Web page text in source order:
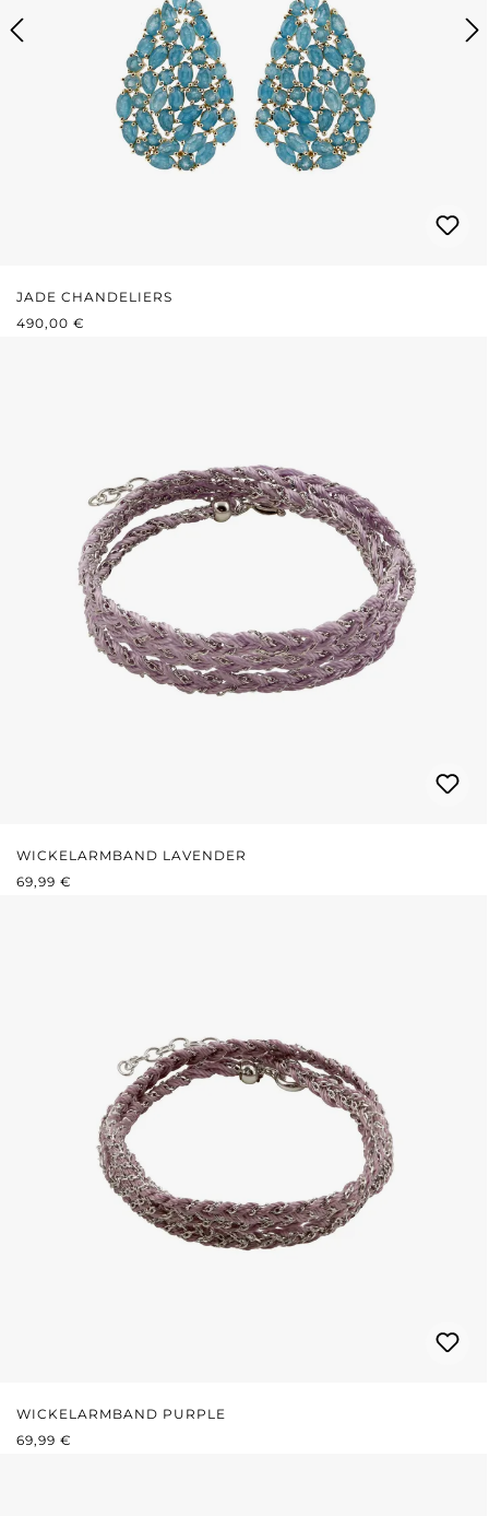
JADE CHANDELIERS
REGULÄRER PREIS:
490,00 €
WICKELARMBAND LAVENDER
REGULÄRER PREIS:
69,99 €
WICKELARMBAND PURPLE
REGULÄRER PREIS:
69,99 €